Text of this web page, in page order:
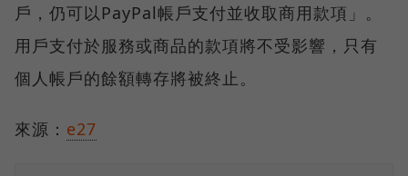
戶，仍可以PayPal帳戶支付並收取商用款項」。
用戶支付於服務或商品的款項將不受影響，只有
個人帳戶的餘額轉存將被終止。
來源： e27